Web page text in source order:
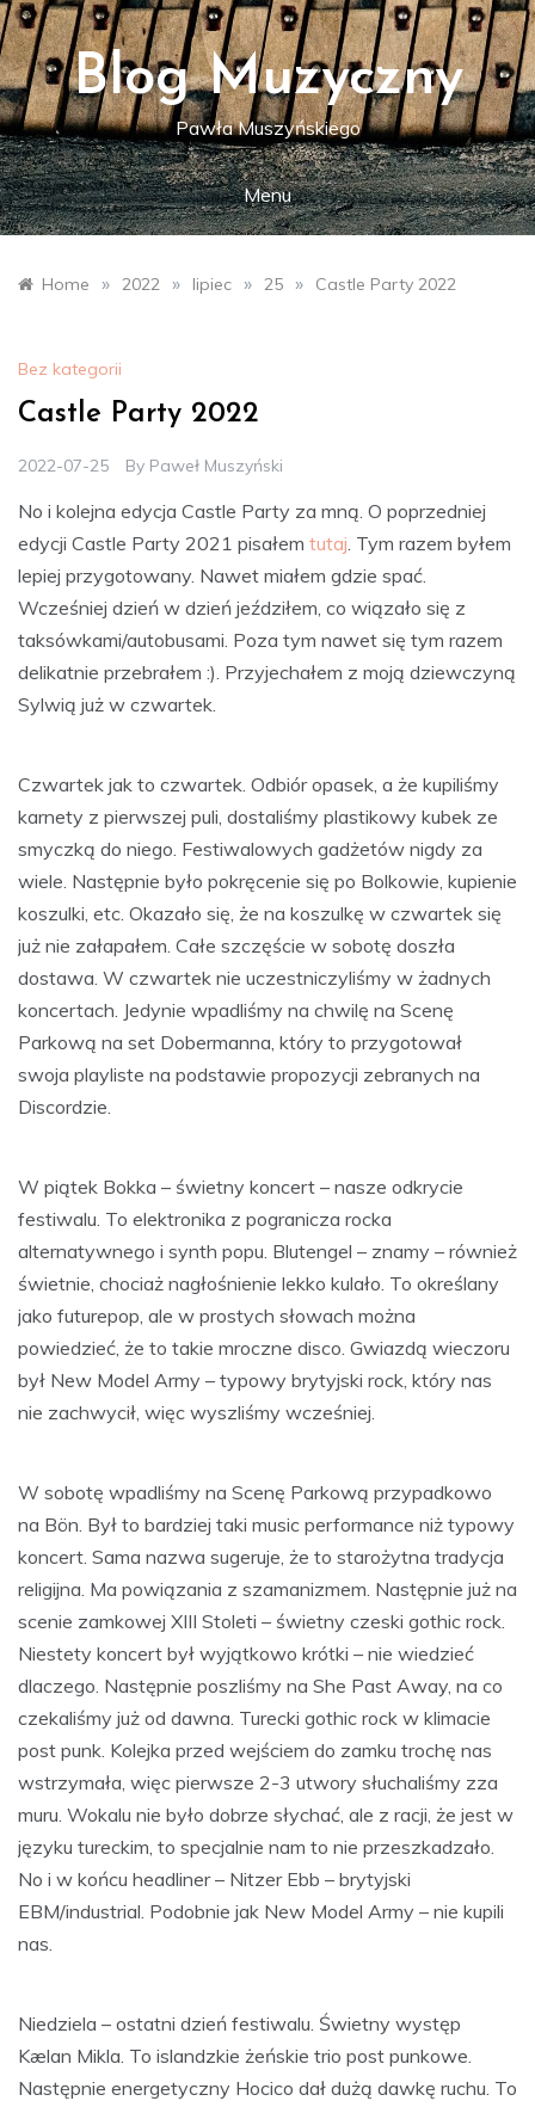
Skip
to
content
Blog Muzyczny
Pawła Muszyńskiego
Menu
Home » 2022 » lipiec » 25 » Castle Party 2022
Bez kategorii
Castle Party 2022
2022-07-25 By Paweł Muszyński
No i kolejna edycja Castle Party za mną. O poprzedniej
edycji Castle Party 2021 pisałem tutaj. Tym razem byłem
lepiej przygotowany. Nawet miałem gdzie spać.
Wcześniej dzień w dzień jeździłem, co wiązało się z
taksówkami/autobusami. Poza tym nawet się tym razem
delikatnie przebrałem :). Przyjechałem z moją dziewczyną
Sylwią już w czwartek.
Czwartek jak to czwartek. Odbiór opasek, a że kupiliśmy
karnety z pierwszej puli, dostaliśmy plastikowy kubek ze
smyczką do niego. Festiwalowych gadżetów nigdy za
wiele. Następnie było pokręcenie się po Bolkowie, kupienie
koszulki, etc. Okazało się, że na koszulkę w czwartek się
już nie załapałem. Całe szczęście w sobotę doszła
dostawa. W czwartek nie uczestniczyliśmy w żadnych
koncertach. Jedynie wpadliśmy na chwilę na Scenę
Parkową na set Dobermanna, który to przygotował
swoja playliste na podstawie propozycji zebranych na
Discordzie.
W piątek Bokka – świetny koncert – nasze odkrycie
festiwalu. To elektronika z pogranicza rocka
alternatywnego i synth popu. Blutengel – znamy – również
świetnie, chociaż nagłośnienie lekko kulało. To określany
jako futurepop, ale w prostych słowach można
powiedzieć, że to takie mroczne disco. Gwiazdą wieczoru
był New Model Army – typowy brytyjski rock, który nas
nie zachwycił, więc wyszliśmy wcześniej.
W sobotę wpadliśmy na Scenę Parkową przypadkowo
na Bön. Był to bardziej taki music performance niż typowy
koncert. Sama nazwa sugeruje, że to starożytna tradycja
religijna. Ma powiązania z szamanizmem. Następnie już na
scenie zamkowej XIII Stoleti – świetny czeski gothic rock.
Niestety koncert był wyjątkowo krótki – nie wiedzieć
dlaczego. Następnie poszliśmy na She Past Away, na co
czekaliśmy już od dawna. Turecki gothic rock w klimacie
post punk. Kolejka przed wejściem do zamku trochę nas
wstrzymała, więc pierwsze 2-3 utwory słuchaliśmy zza
muru. Wokalu nie było dobrze słychać, ale z racji, że jest w
języku tureckim, to specjalnie nam to nie przeszkadzało.
No i w końcu headliner – Nitzer Ebb – brytyjski
EBM/industrial. Podobnie jak New Model Army – nie kupili
nas.
Niedziela – ostatni dzień festiwalu. Świetny występ
Kælan Mikla. To islandzkie żeńskie trio post punkowe.
Następnie energetyczny Hocico dał dużą dawkę ruchu. To